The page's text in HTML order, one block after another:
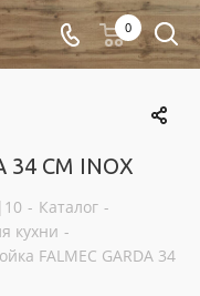
0
34 CM INOX
- Каталог -
кухни -
FALMEC GARDA 34